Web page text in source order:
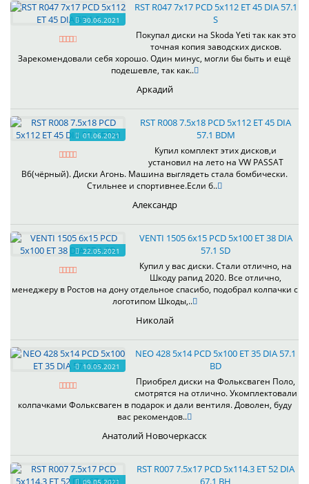
30.06.2021
RST R047 7x17 PCD 5x112 ET 45 DIA 57.1
S
Покупал диски на Skoda Yeti так как это
точная копия заводских дисков.
Зарекомендовали себя хорошо. Один минус, могли бы быть и ещё
подешевле, так как..
Аркадий
01.06.2021
RST R008 7.5x18 PCD 5x112 ET 45 DIA
57.1 BDM
Купил комплект этих дисков,и
установил на лето на VW PASSAT
B6(чёрный). Диски Агонь. Машина выглядеть стала бомбически.
Стильнее и спортивнее.Если б..
Александр
22.05.2021
VENTI 1505 6x15 PCD 5x100 ET 38 DIA
57.1 SD
Купил у вас диски. Стали отлично, на
Шкоду рапид 2020. Все отлично,
менеджеру в Ростов на дону отдельное спасибо, подобрал колпачки с
логотипом Шкоды,..
Николай
10.05.2021
NEO 428 5x14 PCD 5x100 ET 35 DIA 57.1
BD
Приобрел диски на Фольксваген Поло,
смотрятся на отлично. Укомплектовали
колпачками Фольксваген в подарок и дали вентиля. Доволен, буду
вас рекомендов..
Анатолий Новочеркасск
09.05.2021
RST R007 7.5x17 PCD 5x114.3 ET 52 DIA
67.1 BH